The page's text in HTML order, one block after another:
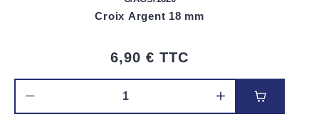
Croix Argent 18 mm
6,90 € TTC
Ajouter au